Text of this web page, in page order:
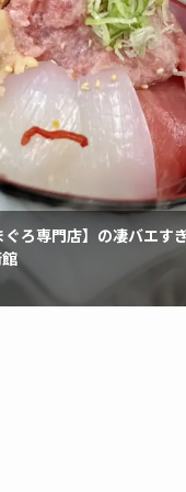
ろ専門店】の凄バエす